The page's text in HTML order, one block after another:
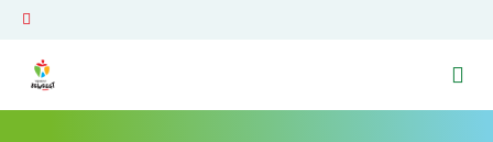
Ga naar de homepage van Venray Beweegt